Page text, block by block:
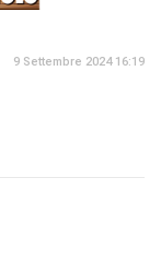
9 Settembre 2024 16:19